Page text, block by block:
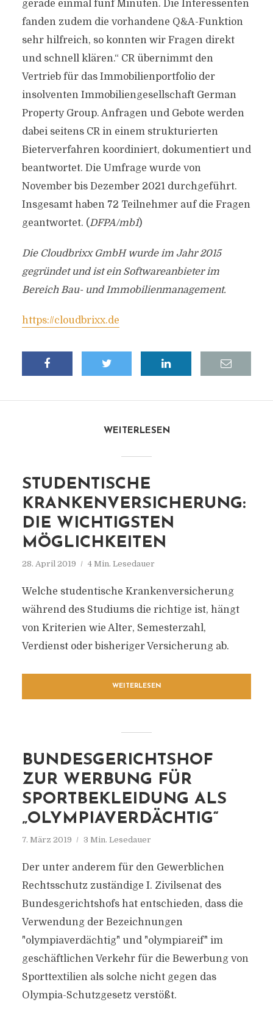
gerade einmal fünf Minuten. Die Interessenten
fanden zudem die vorhandene Q&A-Funktion
sehr hilfreich, so konnten wir Fragen direkt
und schnell klären.“ CR übernimmt den
Vertrieb für das Immobilienportfolio der
insolventen Immobiliengesellschaft German
Property Group. Anfragen und Gebote werden
dabei seitens CR in einem strukturierten
Bieterverfahren koordiniert, dokumentiert und
beantwortet. Die Umfrage wurde von
November bis Dezember 2021 durchgeführt.
Insgesamt haben 72 Teilnehmer auf die Fragen
geantwortet. (DFPA/mb1)
Die Cloudbrixx GmbH wurde im Jahr 2015
gegründet und ist ein Softwareanbieter im
Bereich Bau- und Immobilienmanagement.
https://cloudbrixx.de
WEITERLESEN
STUDENTISCHE
KRANKENVERSICHERUNG:
DIE WICHTIGSTEN
MÖGLICHKEITEN
28. April 2019 4 Min. Lesedauer
Welche studentische Krankenversicherung
während des Studiums die richtige ist, hängt
von Kriterien wie Alter, Semesterzahl,
Verdienst oder bisheriger Versicherung ab.
WEITERLESEN
BUNDESGERICHTSHOF
ZUR WERBUNG FÜR
SPORTBEKLEIDUNG ALS
„OLYMPIAVERDÄCHTIG“
7. März 2019 3 Min. Lesedauer
Der unter anderem für den Gewerblichen
Rechtsschutz zuständige I. Zivilsenat des
Bundesgerichtshofs hat entschieden, dass die
Verwendung der Bezeichnungen
"olympiaverdächtig" und "olympiareif" im
geschäftlichen Verkehr für die Bewerbung von
Sporttextilien als solche nicht gegen das
Olympia-Schutzgesetz verstößt.